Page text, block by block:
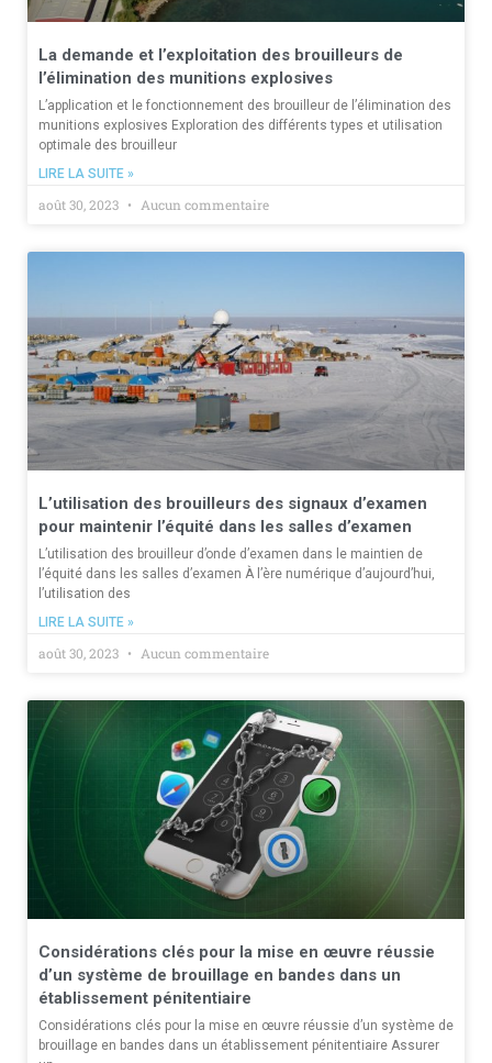
La demande et l’exploitation des brouilleurs de
l’élimination des munitions explosives
L’application et le fonctionnement des brouilleur de l’élimination des
munitions explosives Exploration des différents types et utilisation
optimale des brouilleur
LIRE LA SUITE »
août 30, 2023 Aucun commentaire
L’utilisation des brouilleurs des signaux d’examen
pour maintenir l’équité dans les salles d’examen
L’utilisation des brouilleur d’onde d’examen dans le maintien de
l’équité dans les salles d’examen À l’ère numérique d’aujourd’hui,
l’utilisation des
LIRE LA SUITE »
août 30, 2023 Aucun commentaire
Considérations clés pour la mise en œuvre réussie
d’un système de brouillage en bandes dans un
établissement pénitentiaire
Considérations clés pour la mise en œuvre réussie d’un système de
brouillage en bandes dans un établissement pénitentiaire Assurer